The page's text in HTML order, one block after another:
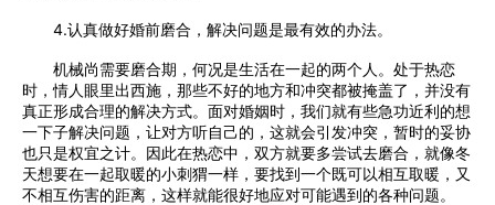
4.认真做好婚前磨合，解决问题是最有效的办法。
机械尚需要磨合期，何况是生活在一起的两个人。处于热恋
时，情人眼里出西施，那些不好的地方和冲突都被掩盖了，并没有
真正形成合理的解决方式。面对婚姻时，我们就有些急功近利的想
一下子解决问题，让对方听自己的，这就会引发冲突，暂时的妥协
也只是权宜之计。因此在热恋中，双方就要多尝试去磨合，就像冬
天想要在一起取暖的小刺猬一样，要找到一个既可以相互取暖，又
不相互伤害的距离，这样就能很好地应对可能遇到的各种问题。